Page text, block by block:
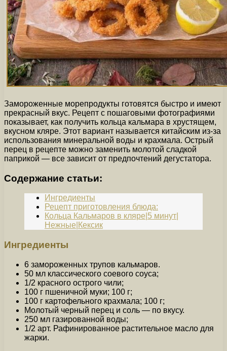
Замороженные морепродукты готовятся быстро и имеют
прекрасный вкус. Рецепт с пошаговыми фотографиями
показывает, как получить кольца кальмара в хрустящем,
вкусном кляре. Этот вариант называется китайским из-за
использования минеральной воды и крахмала. Острый
перец в рецепте можно заменить молотой сладкой
паприкой — все зависит от предпочтений дегустатора.
Содержание статьи:
Ингредиенты
Рецепт приготовления блюда:
Кольца Кальмаров в кляре|5 минут|
Нежные|Кексик
Ингредиенты
6 замороженных трупов кальмаров.
50 мл классического соевого соуса;
1/2 красного острого чили;
100 г пшеничной муки; 100 г;
100 г картофельного крахмала; 100 г;
Молотый черный перец и соль — по вкусу.
250 мл газированной воды;
1/2 арт. Рафинированное растительное масло для
жарки.